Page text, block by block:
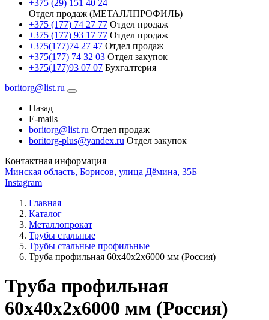
+375 (29) 151 40 24
Отдел продаж (МЕТАЛЛПРОФИЛЬ)
+375 (177) 74 27 77 Отдел продаж
+375 (177) 93 17 77 Отдел продаж
+375(177)74 27 47 Отдел продаж
+375(177) 74 32 03 Отдел закупок
+375(177)93 07 07 Бухгалтерия
boritorg@list.ru
Назад
E-mails
boritorg@list.ru Отдел продаж
boritorg-plus@yandex.ru Отдел закупок
Контактная информация
Минская область, Борисов, улица Дёмина, 35Б
Instagram
Главная
Каталог
Металлопрокат
Трубы стальные
Трубы стальные профильные
Труба профильная 60х40х2х6000 мм (Россия)
Труба профильная
60х40х2х6000 мм (Россия)